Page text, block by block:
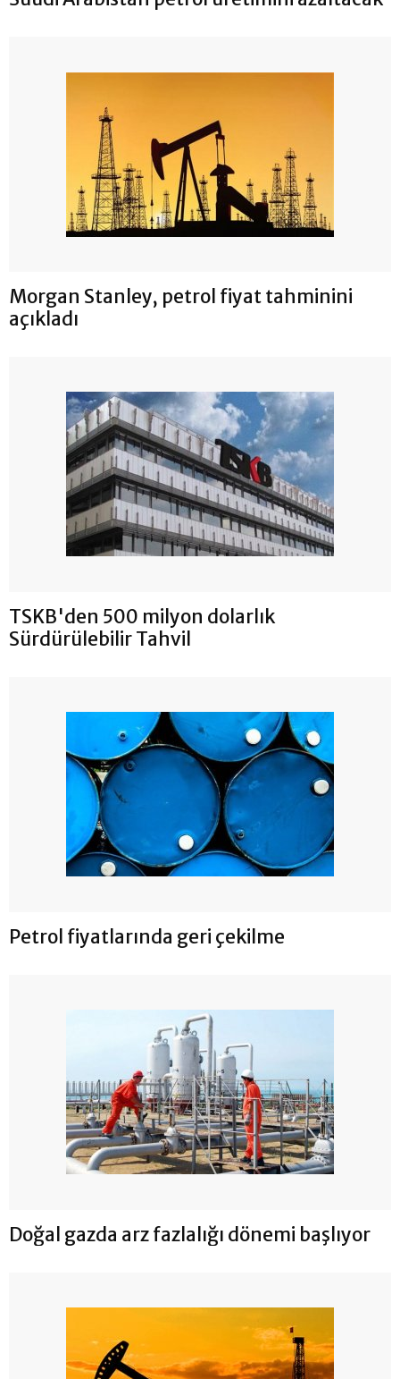
Morgan Stanley, petrol fiyat tahminini
açıkladı
TSKB'den 500 milyon dolarlık
Sürdürülebilir Tahvil
Petrol fiyatlarında geri çekilme
Doğal gazda arz fazlalığı dönemi başlıyor